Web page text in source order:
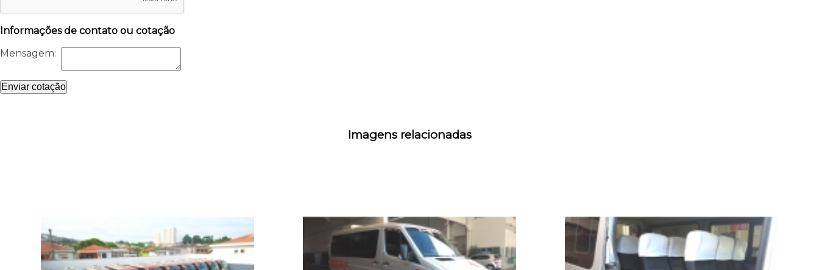
Informações de contato ou cotação
Mensagem:
Enviar cotação
Imagens relacionadas